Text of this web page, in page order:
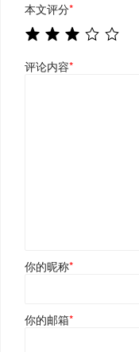
本文评分*
评论内容*
你的昵称*
你的邮箱*